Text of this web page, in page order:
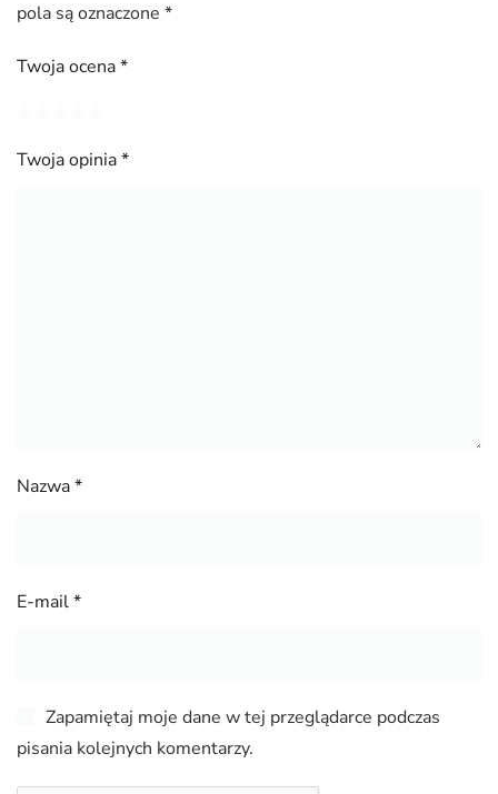
pola są oznaczone *
Twoja ocena*
Twoja opinia*
Nazwa*
E-mail*
Zapamiętaj moje dane w tej przeglądarce podczas
pisania kolejnych komentarzy.